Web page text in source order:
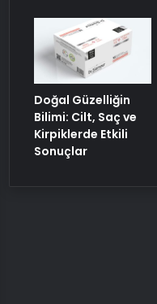
Doğal Güzelliğin
Bilimi: Cilt, Saç ve
Kirpiklerde Etkili
Sonuçlar